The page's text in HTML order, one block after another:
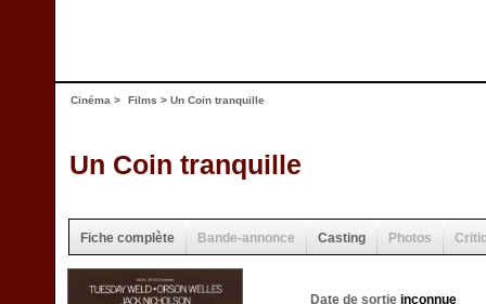
Cinéma > Films > Un Coin tranquille
Un Coin tranquille
Fiche complète Bande-annonce Casting Photos
Date de sortie inconnue